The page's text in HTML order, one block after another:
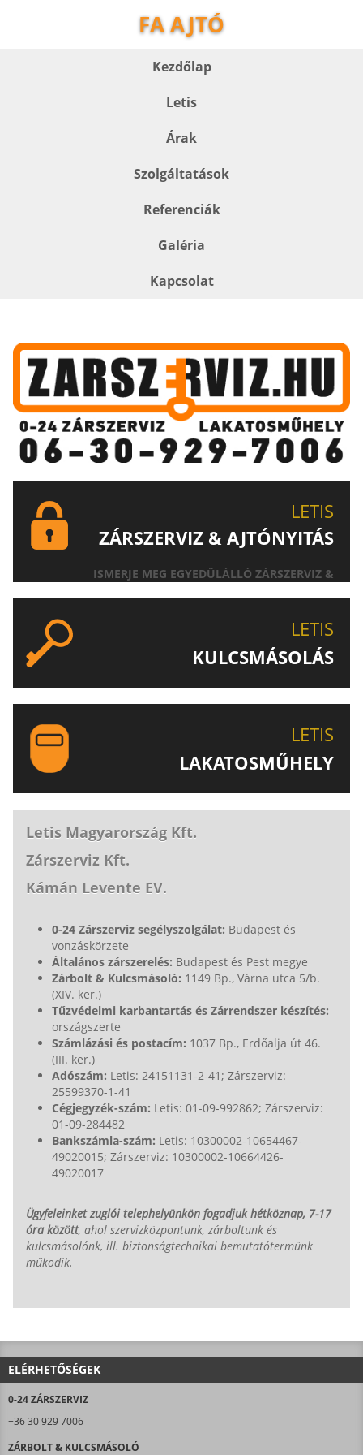
FA AJTÓ
Kezdőlap
Letis
Árak
Szolgáltatások
Referenciák
Galéria
Kapcsolat
LETIS
ZÁRSZERVIZ & AJTÓNYITÁS
ISMERJE MEG EGYEDÜLÁLLÓ ZÁRSZERVIZ &
LETIS
KULCSMÁSOLÁS
LETIS
LAKATOSMŰHELY
Letis Magyarország Kft.
Zárszerviz Kft.
Kámán Levente EV.
0-24 Zárszerviz segélyszolgálat: Budapest és
vonzáskörzete
Általános zárszerelés: Budapest és Pest megye
Zárbolt & Kulcsmásoló: 1149 Bp., Várna utca 5/b.
(XIV. ker.)
Tűzvédelmi karbantartás és Zárrendszer készítés:
országszerte
Számlázási és postacím: 1037 Bp., Erdőalja út 46.
(III. ker.)
Adószám: Letis: 24151131-2-41; Zárszerviz:
25599370-1-41
Cégjegyzék-szám: Letis: 01-09-992862; Zárszerviz:
01-09-284482
Bankszámla-szám: Letis: 10300002-10654467-
49020015; Zárszerviz: 10300002-10664426-
49020017
Ügyfeleinket zuglói telephelyünkön fogadjuk hétköznap, 7-17
óra között, ahol szervizközpontunk, zárboltunk és
kulcsmásolónk, ill. biztonságtechnikai bemutatótermünk
működik.
ELÉRHETŐSÉGEK
0-24 ZÁRSZERVIZ
+36 30 929 7006
ZÁRBOLT & KULCSMÁSOLÓ